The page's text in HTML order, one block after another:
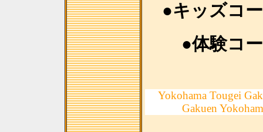
●キッズコ
●体験コ
Yokohama Tougei
Gakuen